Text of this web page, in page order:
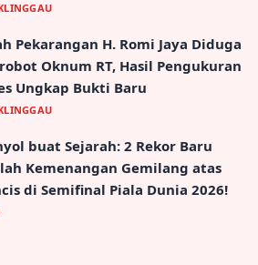
Pekarangan H. Romi Jaya Diduga
Oknum RT, Hasil Pengukuran
Ungkap Bukti Baru
buat Sejarah: 2 Rekor Baru
Kemenangan Gemilang atas
di Semifinal Piala Dunia 2026!